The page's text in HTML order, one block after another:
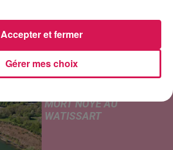
Un temps typiquement estival
secteurs ce lundi 3 août. Entre
des températures élevées
l'après-midi et un risque
JEUMONT : UN
MORT NOYÉ AU
WATISSART
Gérer mes choix
Accepter et fermer